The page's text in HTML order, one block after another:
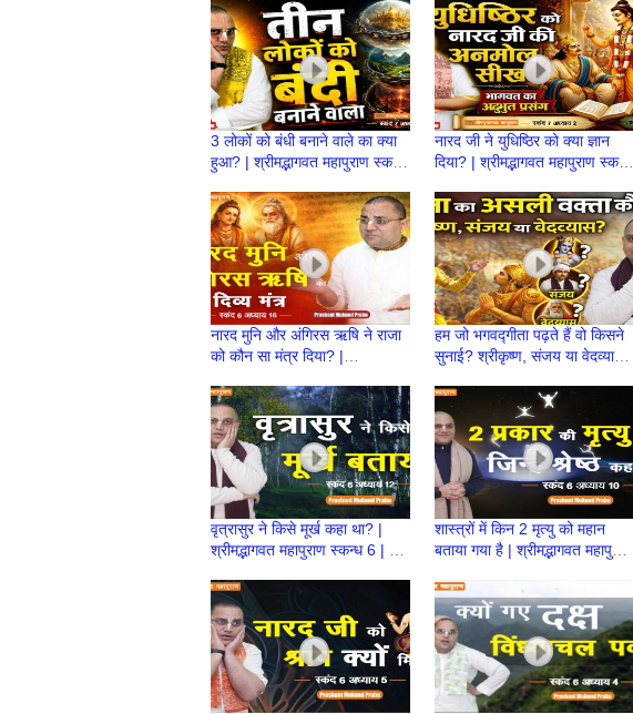
Mukund Prabhu
Prabhu
3 लोकों को बंधी बनाने वाले का क्या
हुआ? | श्रीमद्भागवत महापुराण स्कन्ध
Prabhu
नारद जी ने युधिष्ठिर को क्या ज्ञान
दिया? | श्रीमद्भागवत महापुराण स्कन्ध
Prabhu
नारद मुनि और अंगिरस ऋषि ने राजा
को कौन सा मंत्र दिया? |
140 | Prashant Mukund
Prabhu
हम जो भगवद्गीता पढ़ते हैं वो किसने
सुनाई? श्रीकृष्ण, संजय या वेदव्यास?
वृत्रासुर ने किसे मूर्ख कहा था? |
श्रीमद्भागवत महापुराण स्कन्ध 6 | BP
Prabhu
शास्त्रों में किन 2 मृत्यु को महान
बताया गया है | श्रीमद्भागवत महापुराण
Mukund Prabhu